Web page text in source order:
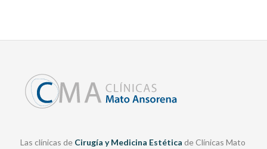
Las clínicas de Cirugía y Medicina Estética de Clínicas Mato